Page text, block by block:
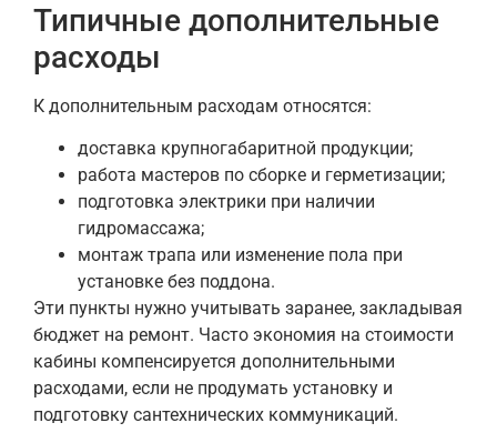
Типичные дополнительные
расходы
К дополнительным расходам относятся:
доставка крупногабаритной продукции;
работа мастеров по сборке и герметизации;
подготовка электрики при наличии
гидромассажа;
монтаж трапа или изменение пола при
установке без поддона.
Эти пункты нужно учитывать заранее, закладывая
бюджет на ремонт. Часто экономия на стоимости
кабины компенсируется дополнительными
расходами, если не продумать установку и
подготовку сантехнических коммуникаций.